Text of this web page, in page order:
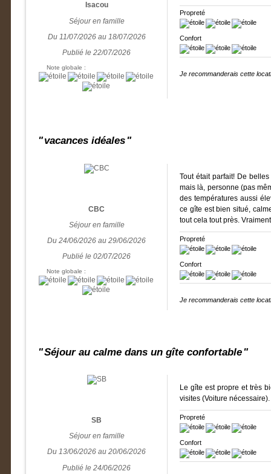
Isacou
Séjour en famille
Du 11/07/2026 au 18/07/2026
Publié le 22/07/2026
Note globale :
Propreté
Confort
Je recommanderais cette
vacances idéales
CBC
Séjour en famille
Du 24/06/2026 au 29/06/2026
Publié le 02/07/2026
Note globale :
Tout était parfait! De
mais là, personne (pas
des températures aussi
ce gîte est bien situé,
tout cela tout près.
Propreté
Confort
Je recommanderais cette
Séjour au calme dans un gîte confortable
SB
Séjour en famille
Du 13/06/2026 au 20/06/2026
Publié le 24/06/2026
Le gîte est propre et très
visites (Voiture nécessaire).
Propreté
Confort